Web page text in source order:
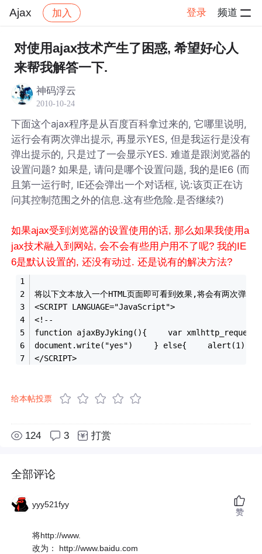
Ajax 加入 登录 频道
社区 Ajax 帖子详情
对使用ajax技术产生了困惑, 希望好心人
来帮我解答一下.
神码浮云
2010-10-24
下面这个ajax程序是从百度百科拿过来的, 它哪里说明,
运行会有两次弹出提示, 再显示YES, 但是我运行是没有
弹出提示的, 只是过了一会显示YES. 难道是跟浏览器的
设置问题? 如果是, 请问是哪个设置问题, 我的是IE6 (而
且第一运行时, IE还会弹出一个对话框, 说:该页正在访
问其控制范围之外的信息.这有些危险.是否继续?)
如果ajax受到浏览器的设置使用的话, 那么如果我使用a
jax技术融入到网站, 会不会有些用户用不了呢? 我的IE
6是默认设置的, 还没有动过. 还是说有的解决方法?
将以下文本放入一个HTML页面即可看到效果,将会有两次
<SCRIPT LANGUAGE="JavaScript">
<!--
function ajaxByJyking(){ 　　var
document.write("yes") 　　} else{ 　　alert(1)
</SCRIPT>
给本帖投票
124 3 打赏
全部评论
yyy521fyy
将http://www.
改为： http://www.baidu.com
赞